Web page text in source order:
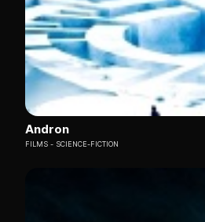
Andron
FILMS SCIENCE-FICTION